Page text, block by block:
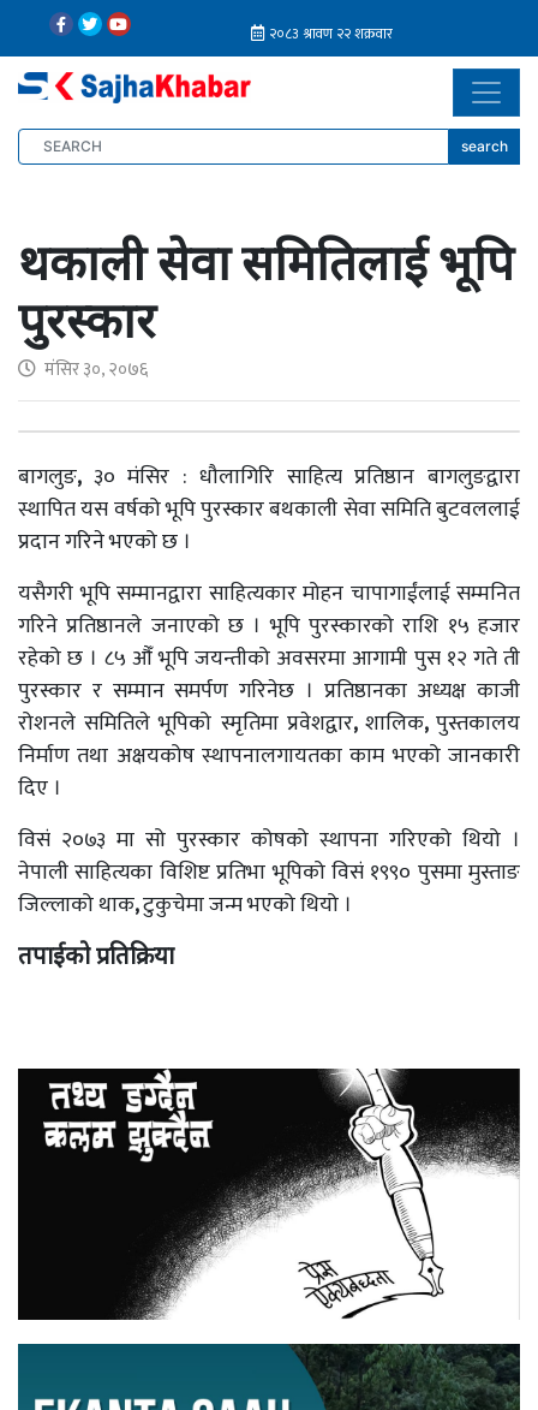
search
थकाली सेवा समितिलाई भूपि
पुरस्कार
मंसिर ३०, २०७६
बागलुङ, ३० मंसिर : धौलागिरि साहित्य प्रतिष्ठान बागलुङद्वारा
स्थापित यस वर्षको भूपि पुरस्कार बथकाली सेवा समिति बुटवललाई
प्रदान गरिने भएको छ ।
यसैगरी भूपि सम्मानद्वारा साहित्यकार मोहन चापागाईंलाई सम्मनित
गरिने प्रतिष्ठानले जनाएको छ । भूपि पुरस्कारको राशि १५ हजार
रहेको छ । ८५ औँ भूपि जयन्तीको अवसरमा आगामी पुस १२ गते ती
पुरस्कार र सम्मान समर्पण गरिनेछ । प्रतिष्ठानका अध्यक्ष काजी
रोशनले समितिले भूपिको स्मृतिमा प्रवेशद्वार, शालिक,पुस्तकालय
निर्माण तथा अक्षयकोष स्थापनालगायतका काम भएको जानकारी
दिए ।
विसं २०७३ मा सो पुरस्कार कोषको स्थापना गरिएको थियो ।
नेपाली साहित्यका विशिष्ट प्रतिभा भूपिको विसं १९९० पुसमा मुस्ताङ
जिल्लाको थाक,टुकुचेमा जन्म भएको थियो ।
तपाईको प्रतिक्रिया